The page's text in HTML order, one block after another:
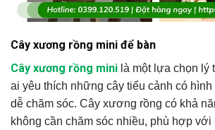
Cây xương rồng mini để bàn
Cây xương rồng mini là một lựa chọn
ai yêu thích những cây tiểu cảnh có
dễ chăm sóc. Cây xương rồng có khả
không cần chăm sóc nhiều, phù hợp với